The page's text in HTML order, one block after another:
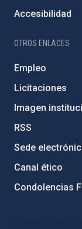
Accesibilidad
OTROS ENLACES
Empleo
Licitaciones
Imagen
RSS
Sede
Canal ético
Condolencias